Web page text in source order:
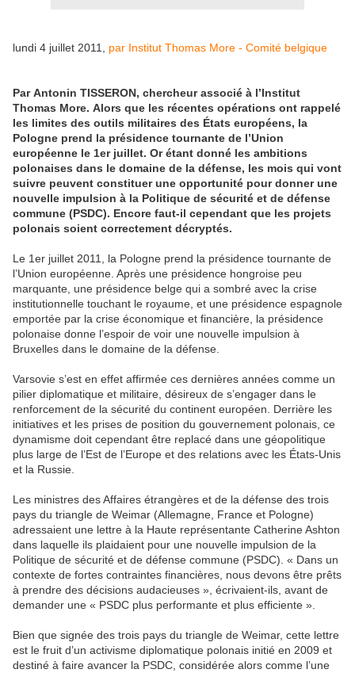
lundi 4 juillet 2011, par Institut Thomas More - Comité belgique
Par Antonin TISSERON, chercheur associé à l’Institut
Thomas More. Alors que les récentes opérations ont rappelé
les limites des outils militaires des États européens, la
Pologne prend la présidence tournante de l’Union
européenne le 1er juillet. Or étant donné les ambitions
polonaises dans le domaine de la défense, les mois qui vont
suivre peuvent constituer une opportunité pour donner une
nouvelle impulsion à la Politique de sécurité et de défense
commune (PSDC). Encore faut-il cependant que les projets
polonais soient correctement décryptés.
Le 1er juillet 2011, la Pologne prend la présidence tournante de
l’Union européenne. Après une présidence hongroise peu
marquante, une présidence belge qui a sombré avec la crise
institutionnelle touchant le royaume, et une présidence espagnole
emportée par la crise économique et financière, la présidence
polonaise donne l’espoir de voir une nouvelle impulsion à
Bruxelles dans le domaine de la défense.
Varsovie s’est en effet affirmée ces dernières années comme un
pilier diplomatique et militaire, désireux de s’engager dans le
renforcement de la sécurité du continent européen. Derrière les
initiatives et les prises de position du gouvernement polonais, ce
dynamisme doit cependant être replacé dans une géopolitique
plus large de l’Est de l’Europe et des relations avec les États-Unis
et la Russie.
Les ministres des Affaires étrangères et de la défense des trois
pays du triangle de Weimar (Allemagne, France et Pologne)
adressaient une lettre à la Haute représentante Catherine Ashton
dans laquelle ils plaidaient pour une nouvelle impulsion de la
Politique de sécurité et de défense commune (PSDC). « Dans un
contexte de fortes contraintes financières, nous devons être prêts
à prendre des décisions audacieuses », écrivaient-ils, avant de
demander une « PSDC plus performante et plus efficiente ».
Bien que signée des trois pays du triangle de Weimar, cette lettre
est le fruit d’un activisme diplomatique polonais initié en 2009 et
destiné à faire avancer la PSDC, considérée alors comme l’une